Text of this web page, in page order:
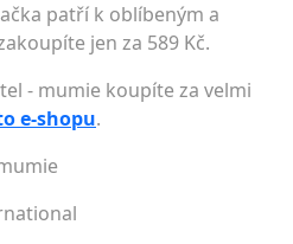
patří k oblíbeným a
jen za 589 Kč.
- mumie koupíte za velmi
e-shopu.